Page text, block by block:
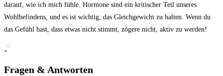
‍darauf, wie ich mich fühle. Hormone sind⁢ ein ‌kritischer Teil unseres
Wohlbefindens, und es ist ‍wichtig, ⁢das Gleichgewicht zu halten. Wenn du
⁢das Gefühl‌ hast, dass etwas nicht stimmt,‍ zögere nicht, ‌aktiv zu werden!
„`
Fragen & Antworten